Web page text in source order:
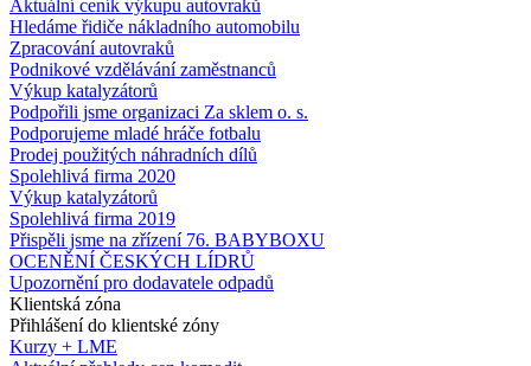
Aktuální ceník výkupu autovraků
Hledáme řidiče nákladního automobilu
Zpracování autovraků
Podnikové vzdělávání zaměstnanců
Výkup katalyzátorů
Podpořili jsme organizaci Za sklem o. s.
Podporujeme mladé hráče fotbalu
Prodej použitých náhradních dílů
Spolehlivá firma 2020
Výkup katalyzátorů
Spolehlivá firma 2019
Přispěli jsme na zřízení 76. BABYBOXU
OCENĚNÍ ČESKÝCH LÍDRŮ
Upozornění pro dodavatele odpadů
Klientská zóna
Přihlášení do klientské zóny
Kurzy + LME